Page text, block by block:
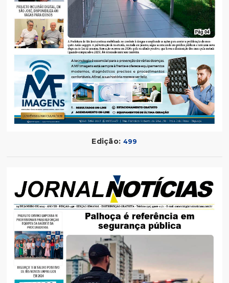
Edição: 499